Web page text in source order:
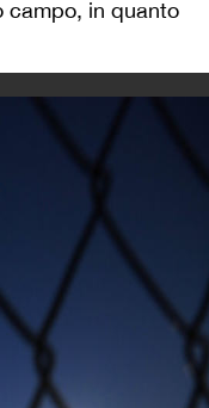
campo, in quanto